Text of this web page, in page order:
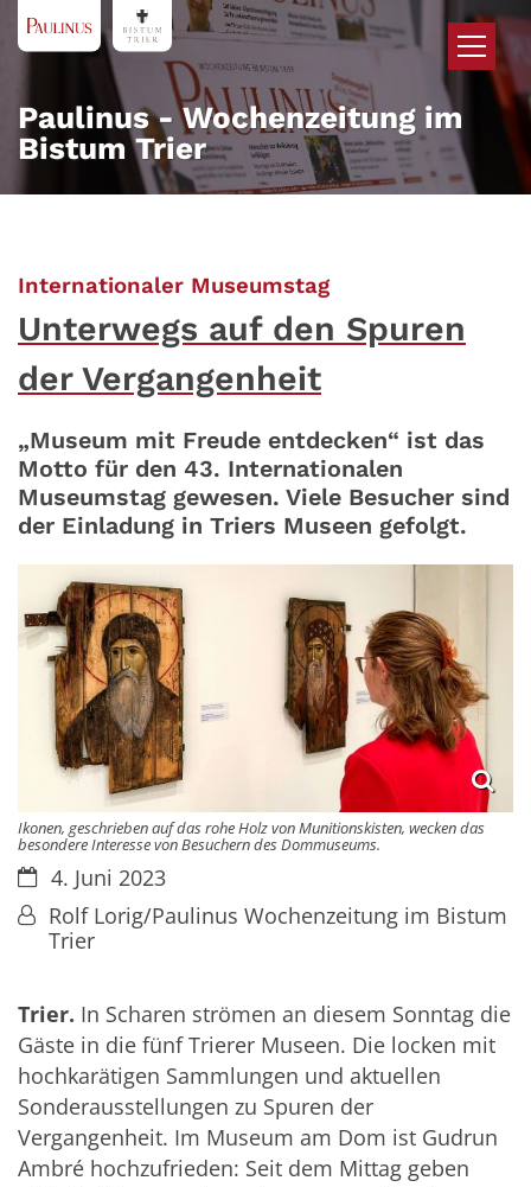
Zum Inhalt springen
Paulinus - Wochenzeitung im
Bistum Trier
Internationaler Museumstag:
Unterwegs auf den Spuren
der Vergangenheit
„Museum mit Freude entdecken“ ist das
Motto für den 43. Internationalen
Museumstag gewesen. Viele Besucher sind
der Einladung in Triers Museen gefolgt.
Ikonen, geschrieben auf das rohe Holz von Munitionskisten, wecken das
besondere Interesse von Besuchern des Dommuseums.
Datum:
4. Juni 2023
Von:Rolf Lorig/Paulinus Wochenzeitung im Bistum
Trier
Trier. In Scharen strömen an diesem Sonntag die
Gäste in die fünf Trierer Museen. Die locken mit
hochkarätigen Sammlungen und aktuellen
Sonderausstellungen zu Spuren der
Vergangenheit. Im Museum am Dom ist Gudrun
Ambré hochzufrieden: Seit dem Mittag geben